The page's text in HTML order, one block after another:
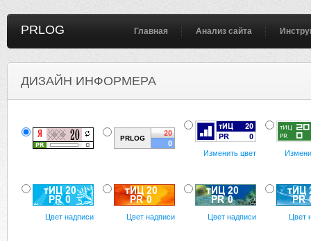
PRLOG Главная Анализ сайта
ДИЗАЙН ИНФОРМЕРА
Изменить цвет
Цвет надписи Цвет надписи Цвет надписи Цвет